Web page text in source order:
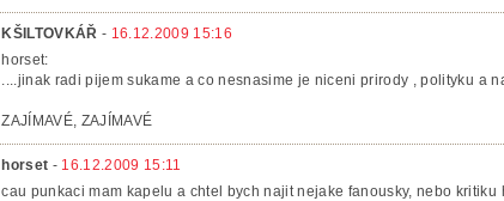
KŠILTOVKÁŘ - 16.12.2009 15:16
horset:
....jinak radi pijem sukame a co nesnasime je niceni prirody , polityku a
ZAJÍMAVÉ, ZAJÍMAVÉ
horset - 16.12.2009 15:11
cau punkaci mam kapelu a chtel bych najit nejake fanousky, nebo